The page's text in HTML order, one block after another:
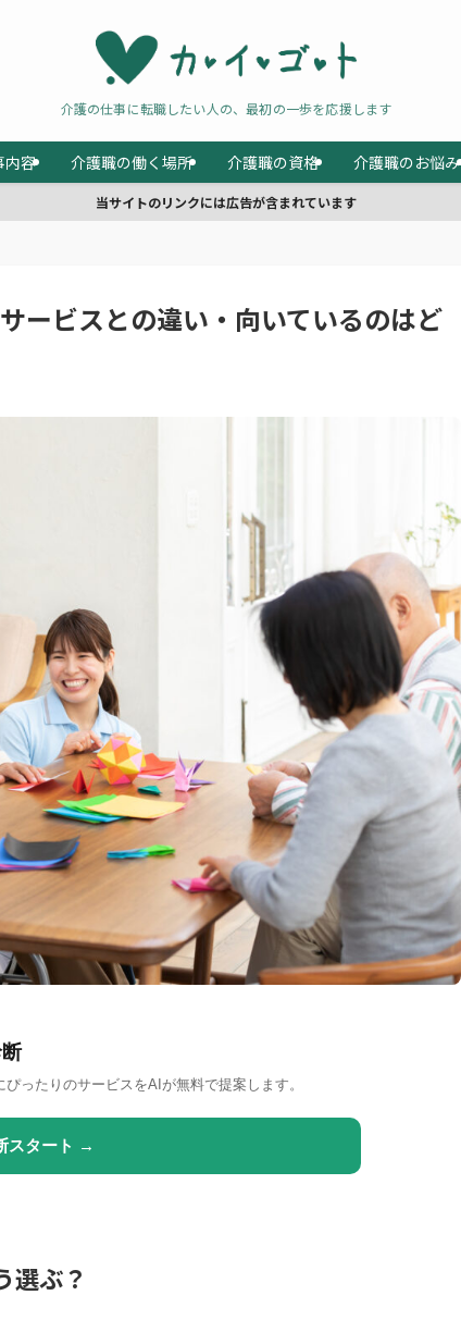
介護の仕事に転職したい人の、最初の一歩を応援します
内容 介護職の働く場所 介護職の資格 介護職のお悩み
当サイトのリンクには広告が含まれています
ービスとの違い・向いているのはど
ったりのサービスをAIが無料で提案します。
スタート →
選ぶ？